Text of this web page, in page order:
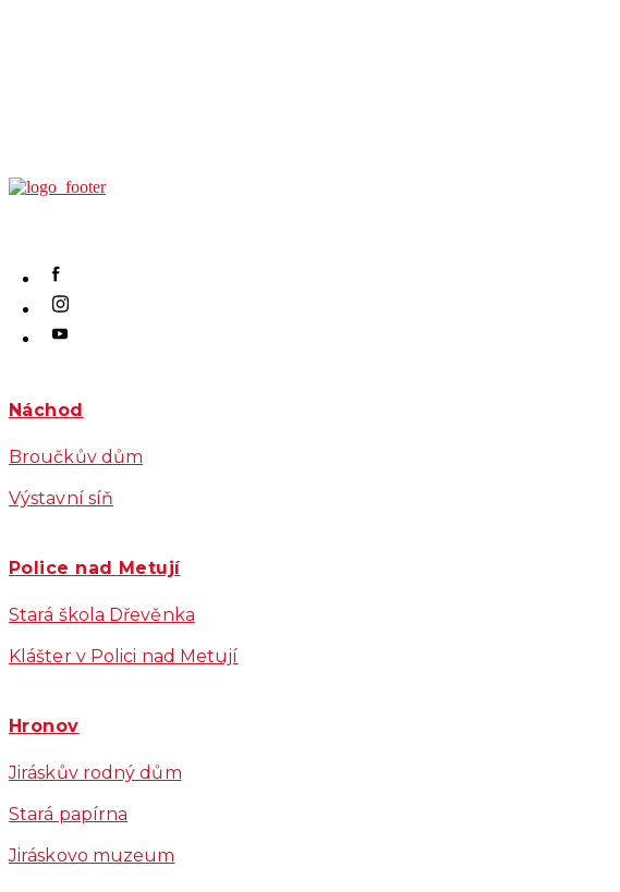
Náchod
Broučkův dům
Výstavní síň
Police nad Metují
Stará škola Dřevěnka
Klášter v Polici nad Metují
Hronov
Jiráskův rodný dům
Stará papírna
Jiráskovo muzeum